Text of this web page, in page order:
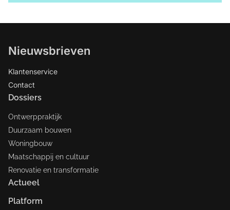
Nieuwsbrieven
Klantenservice
Contact
Dossiers
Ontwerppraktijk
Duurzaam bouwen
Woningbouw
Maatschappij en cultuur
Renovatie en transformatie
Actueel
Platform